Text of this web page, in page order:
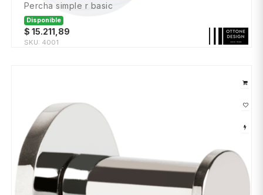
percha simple r basic
Disponible
$ 15.211,89
SKU: 4001